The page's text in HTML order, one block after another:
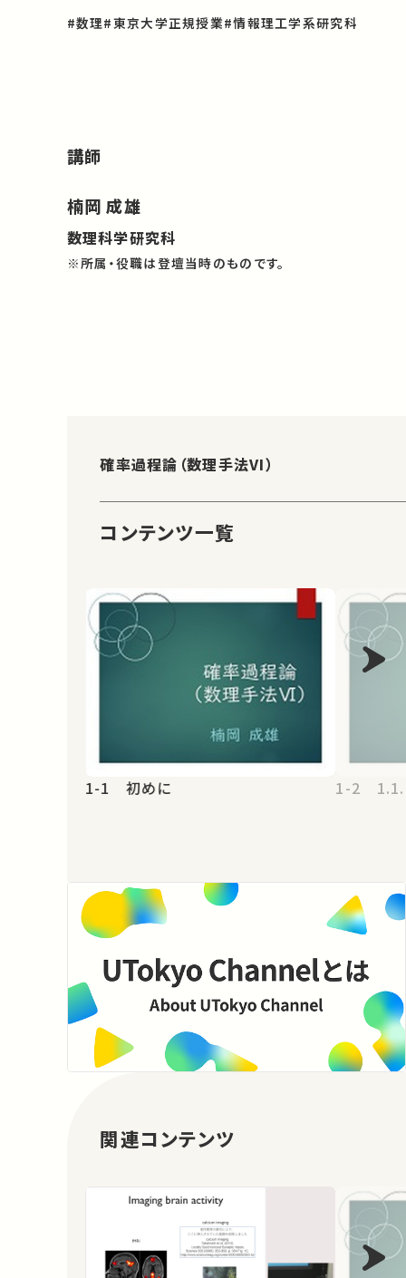
#数理#東京大学正規授業#情報理工学系研究科
講師
楠岡 成雄
数理科学研究科
※所属・役職は登壇当時のものです。
確率過程論（数理手法VI）
コンテンツ一覧
1-1 初めに 1-2
関連コンテンツ